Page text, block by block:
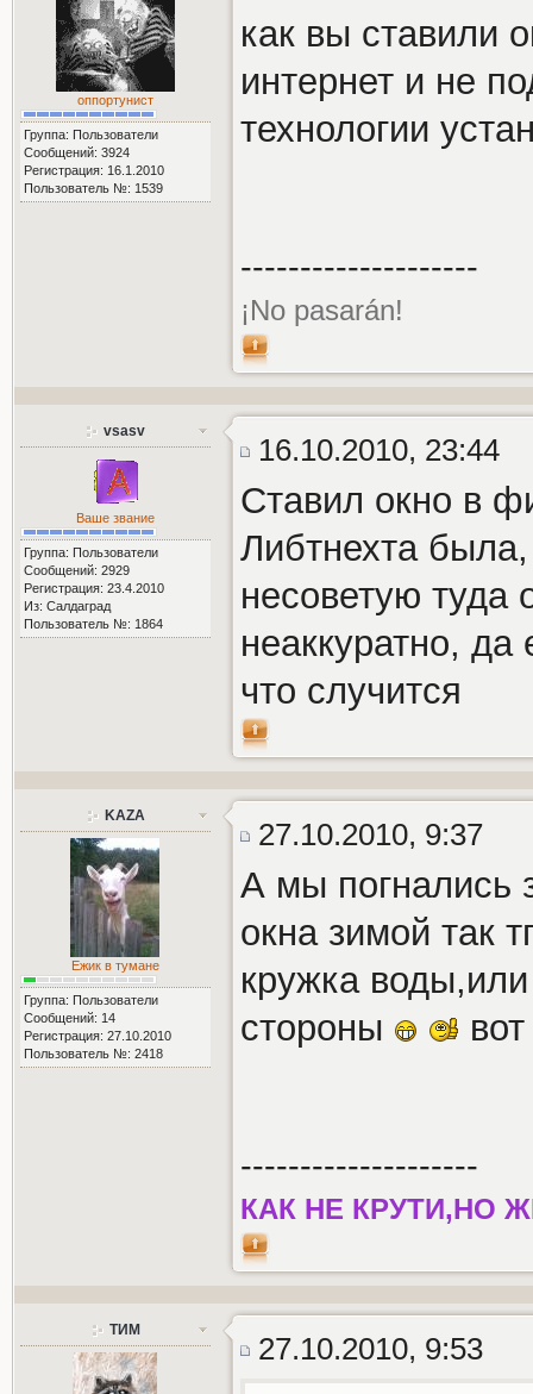
оппортунист
Группа: Пользователи
Сообщений: 3924
Регистрация: 16.1.2010
Пользователь №: 1539
как вы ставили
интернет и не
технологии
--------------------
¡No pasarán!
vsasv
Ваше звание
Группа: Пользователи
Сообщений: 2929
Регистрация: 23.4.2010
Из: Салдаград
Пользователь №: 1864
16.10.2010, 23:44
Ставил окно в
Либтнехта
несоветую туда
неаккуратно,
что случится
KAZA
Ежик в тумане
Группа: Пользователи
Сообщений: 14
Регистрация: 27.10.2010
Пользователь №: 2418
27.10.2010, 9:37
А мы погнались
окна зимой так
кружка
стороны
--------------------
КАК НЕ КРУТИ,НО
ТИМ
27.10.2010, 9:53